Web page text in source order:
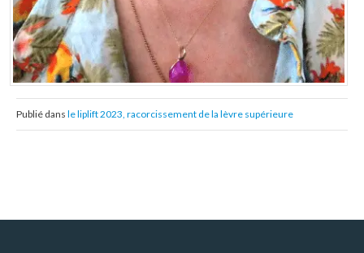
Publié dans le liplift 2023, racorcissement de la lèvre supérieure